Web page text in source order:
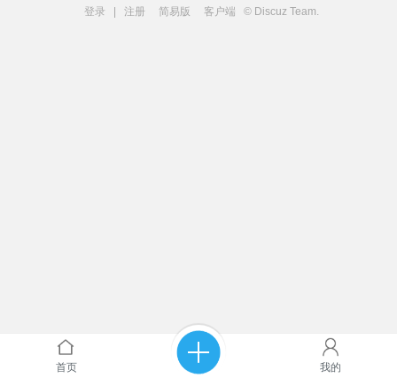
登录 注册 简易版 客户端 © Discuz Team.
首页 我的